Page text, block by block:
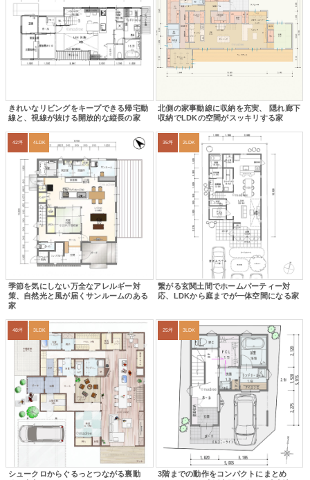
きれいなリビングをキープできる帰宅動
線と、視線が抜ける開放的な縦長の家
北側の家事動線に収納を充実、 隠れ廊下
収納でLDKの空間がスッキリする家
42坪 4LDK
季節を気にしない万全なアレルギー対
策、自然光と風が届くサンルームのある
家
35坪 2LDK
繋がる玄関土間でホームパーティー対
応、LDKから庭までが一体空間になる家
48坪 3LDK
シュークロからぐるっとつながる裏動
25坪 3LDK
3階までの動作をコンパクトにまとめ